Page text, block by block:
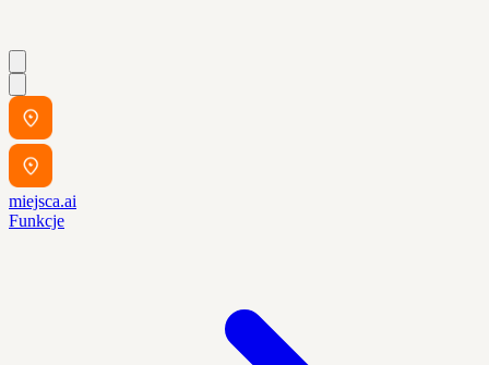
miejsca.ai
Funkcje